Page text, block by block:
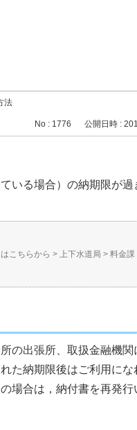
法
No : 1776 公開日時 :
いる場合）の納期限が
こちらから > 上下水道局 > 料金課
の出張所、取扱金融機関
た納期限後はご利用にな
場合は，納付書を再発